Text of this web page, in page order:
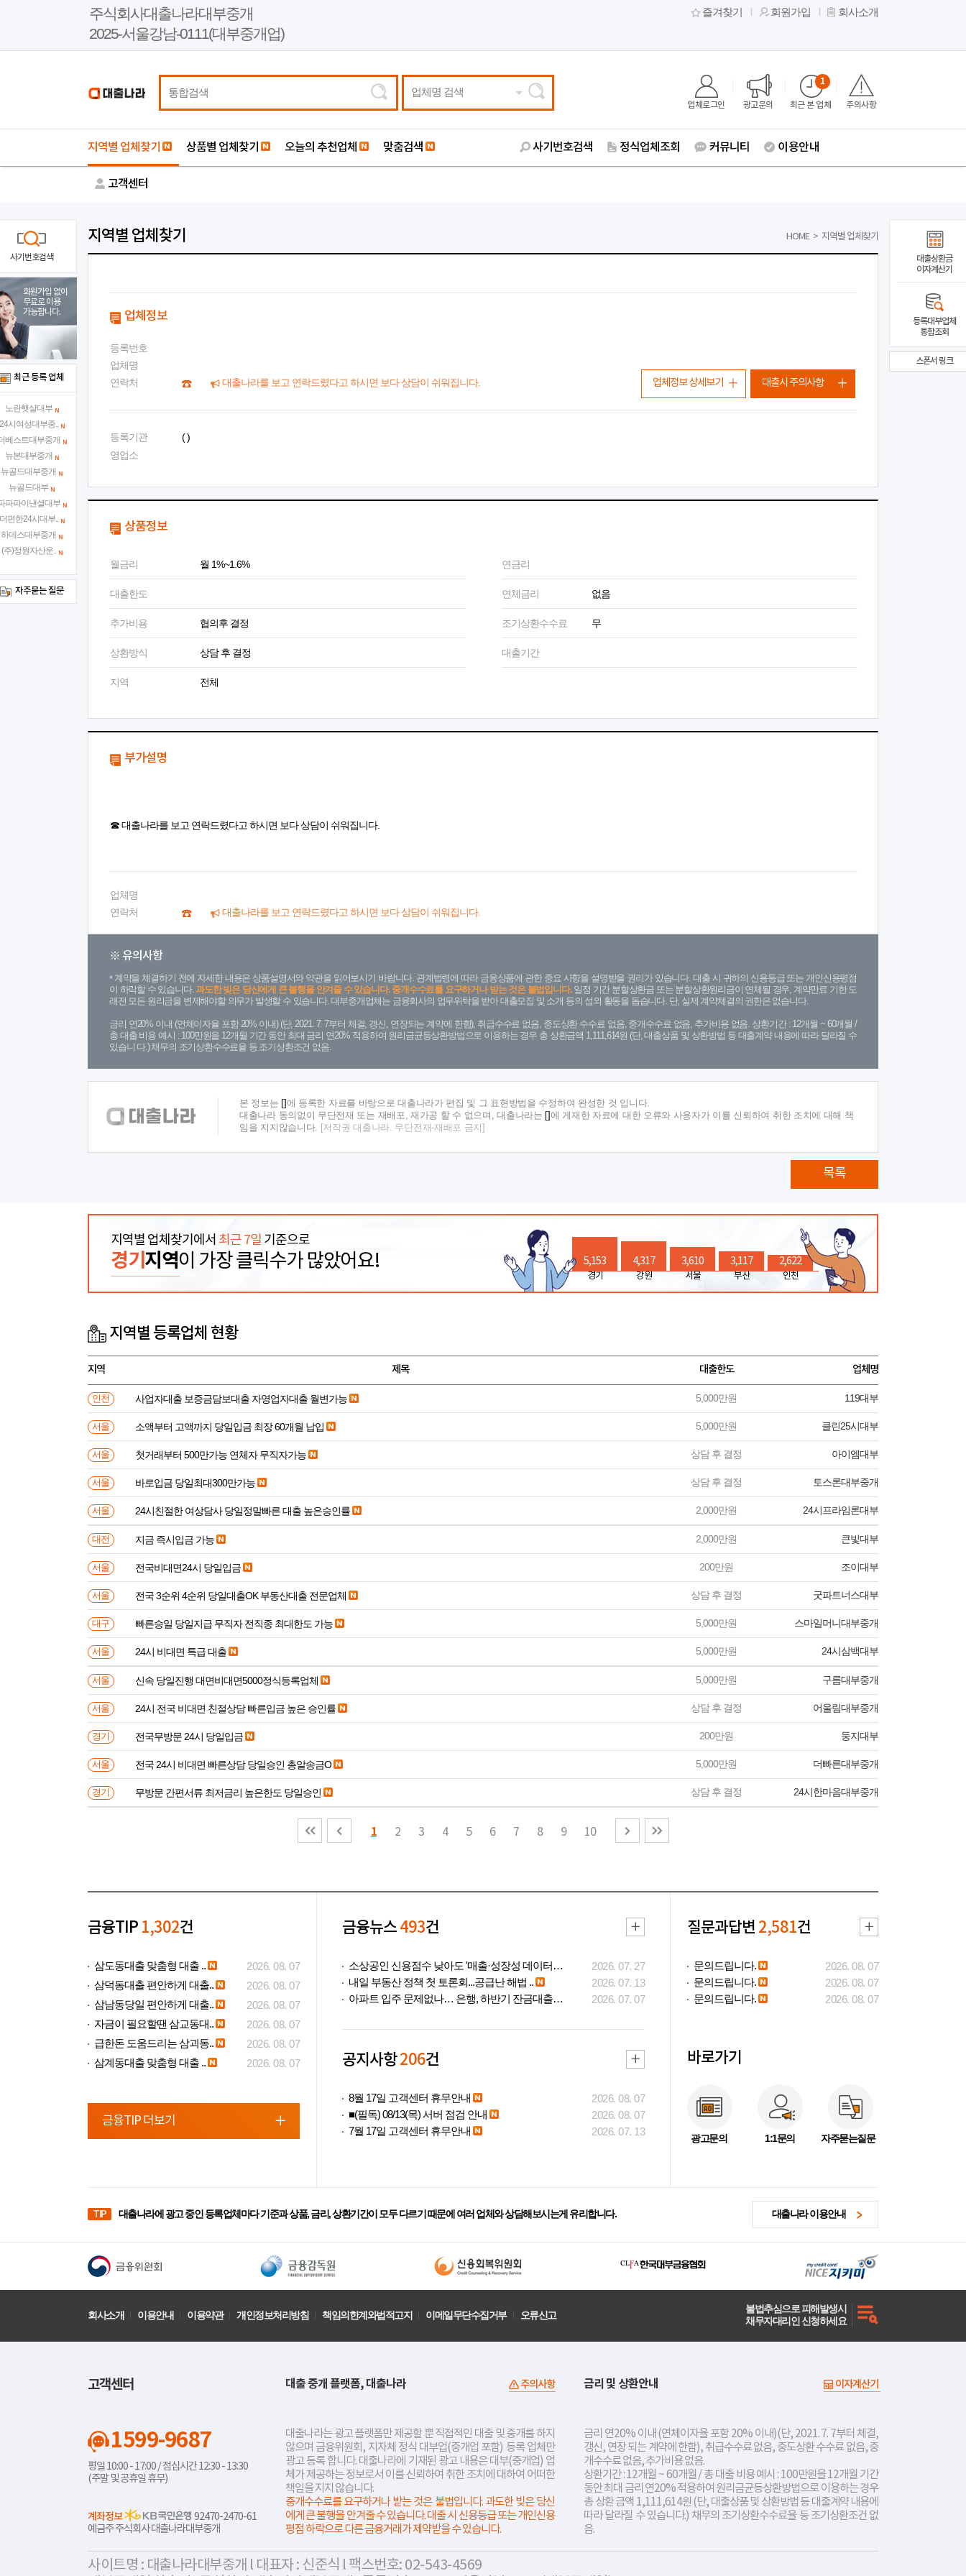
주식회사대출나라대부중개
2025-서울강남-0111(대부중개업)
즐겨찾기 회원가입 회사소개
업체명 검색
업체로그인 광고문의 최근 본 업체
1
주의사항
지역별 업체찾기 상품별 업체찾기 오늘의 추천업체 맞춤검색 사기번호검색 정식업체조회 커뮤니티 이용안내
고객센터
지역별 업체찾기 HOME > 지역별 업체찾기
업체정보
등록번호
업체명
연락처
대출나라를 보고 연락드렸다고 하시면 보다 상담이 쉬워집니다.
등록기관
( )
영업소
업체정보 상세보기 대출시 주의사항
상품정보
월금리 월 1%~1.6% 연금리
대출한도 연체금리 없음
추가비용 협의후 결정 조기상환수수료 무
상환방식 상담 후 결정 대출기간
지역 전체
부가설명
☎ 대출나라를 보고 연락드렸다고 하시면 보다 상담이 쉬워집니다.
업체명
연락처
대출나라를 보고 연락드렸다고 하시면 보다 상담이 쉬워집니다.
※ 유의사항
계약을 체결하기 전에 자세한 내용은 상품설명서와 약관을 읽어보시기 바랍니다. 관계법령에 따라 금융상품에 관한 중요 사항을 설명받을 권리가 있습니다. 대출 시 귀하의 신용등급 또는 개인신용평점
이 하락할 수 있습니다.과도한 빚은 당신에게 큰 불행을 안겨줄 수 있습니다. 중개수수료를 요구하거나 받는 것은 불법입니다.일정 기간 분할상환금 또는 분할상환원리금이 연체될 경우, 계약만료 기한 도
래전 모든 원리금을 변제해야할 의무가 발생할 수 있습니다. 대부중개업체는 금융회사의 업무위탁을 받아 대출모집 및 소개 등의 섭외 활동을 돕습니다. 단, 실제 계약체결의 권한은 없습니다.
금리 연20% 이내 (연체이자율 포함 20% 이내) (단, 2021. 7. 7부터 체결, 갱신, 연장되는 계약에 한함), 취급수수료 없음, 중도상환 수수료 없음, 중개수수료 없음, 추가비용 없음. 상환기간 : 12개월 ~ 60개월 /
총 대출 비용 예시 : 100만원을 12개월 기간 동안 최대 금리 연20% 적용하여 원리금균등상환방법으로 이용하는 경우 총 상환금액 1,111,614원 (단, 대출상품 및 상환방법 등 대출계약 내용에 따라 달라질 수
있습니 다.) 채무의 조기상환수수료율 등 조기상환조건 없음.
본 정보는
에 등록한 자료를 바탕으로 대출나라가 편집 및 그 표현방법을 수정하여 완성한 것 입니다.
대출나라 동의없이 무단전재 또는 재배포, 재가공 할 수 없으며, 대출나라는
에 게재한 자료에 대한 오류와 사용자가 이를 신뢰하여 취한 조치에 대해 책
임을 지지않습니다.
[저작권 대출나라. 무단전재-재배포 금지]
목록
지역별 업체찾기에서 최근 7일 기준으로
경기 지역이 가장 클릭수가 많았어요! 5,153
경기
4,317
강원
3,610
서울
3,117
부산
2,622
인천
지역별 등록업체 현황
지역 제목 대출한도 업체명
인천 사업자대출 보증금담보대출 자영업자대출 월변가능 5,000만원 119대부
서울 소액부터 고액까지 당일입금 최장 60개월 납입 5,000만원 클린25시대부
서울 첫거래부터 500만가능 연체자 무직자가능 상담 후 결정 아이엠대부
서울 바로입금 당일최대300만가능 상담 후 결정 토스론대부중개
서울 24시친절한 여상담사 당일정말빠른 대출 높은승인률 2,000만원 24시프라임론대부
대전 지금 즉시입금 가능 2,000만원 큰빛대부
서울 전국비대면24시 당일입금 200만원 조이대부
서울 전국 3순위 4순위 당일대출OK 부동산대출 전문업체 상담 후 결정 굿파트너스대부
대구 빠른승일 당일지급 무직자 전직종 최대한도 가능 5,000만원 스마일머니대부중개
서울 24시 비대면 특급 대출 5,000만원 24시삼백대부
서울 신속 당일진행 대면비대면5000정식등록업체 5,000만원 구름대부중개
서울 24시 전국 비대면 친절상담 빠른입금 높은 승인률 상담 후 결정 어울림대부중개
경기 전국무방문 24시 당일입금 200만원 둥지대부
서울 전국 24시 비대면 빠른상담 당일승인 총알송금O 5,000만원 더빠른대부중개
경기 무방문 간편서류 최저금리 높은한도 당일승인 상담 후 결정 24시한마음대부중개
1 2 3 4 5 6 7 8 9 10
사기번호검색
회원가입 없이
무료로 이용
가능합니다.
최근 등록 업체
노란햇살대부
시여성대부중..
베스트대부중개
뉴본대부중개
뉴골드대부중개
뉴골드대부
파파이낸셜대부
편한24시대부..
하데스대부중개
(주)정원자산운..
자주묻는 질문
대출상환금
이자계산기
등록대부업체
통합조회
스폰서 링크
금융TIP 1,302건
삼도동대출 맞춤형 대출 ..
2026. 08. 07
삼덕동대출 편안하게 대출..
2026. 08. 07
삼남동당일 편안하게 대출..
2026. 08. 07
자금이 필요할땐 삼교동대..
2026. 08. 07
급한돈 도움드리는 삼괴동..
2026. 08. 07
삼계동대출 맞춤형 대출 ..
2026. 08. 07
금융TIP 더보기
금융뉴스493건
소상공인 신용점수 낮아도 '매출·성장성 데이터..
2026. 07. 27
내일 부동산 정책 첫 토론회...공급난 해법 ..
2026. 07. 13
아파트 입주 문제없나… 은행, 하반기 잔금대출..
2026. 07. 07
공지사항206건
8월 17일 고객센터 휴무안내
2026. 08. 07
■(필독) 08/13(목) 서버 점검 안내
2026. 08. 07
7월 17일 고객센터 휴무안내
2026. 07. 13
질문과답변 2,581건
문의드립니다.
2026. 08. 07
문의드립니다.
2026. 08. 07
문의드립니다.
2026. 08. 07
바로가기
광고문의 1:1문의 자주묻는질문
TIP 대출나라에 광고 중인 등록업체마다 기준과 상품, 금리, 상환기간이 모두 다르기 때문에 여러 업체와 상담해보시는게 유리합니다. 대출나라 이용안내
회사소개 이용안내 이용약관 개인정보처리방침 책임의한계와법적고지 이메일무단수집거부 오류신고
불법추심으로 피해발생시
채무자대리인 신청하세요
고객센터
1599-9687
평일 10:00 - 17:00 / 점심시간 12:30 - 13:30
(주말 및 공휴일 휴무)
계좌정보
92470-2470-61
예금주 주식회사 대출나라대부중개
대출 중개 플랫폼, 대출나라 주의사항
대출나라는 광고 플랫폼만 제공할 뿐 직접적인 대출 및 중개를 하지
않으며 금융위원회, 지자체 정식 대부업(중개업 포함) 등록 업체만
광고 등록 합니다. 대출나라에 기재된 광고 내용은 대부(중개업) 업
체가 제공하는 정보로서 이를 신뢰하여 취한 조치에 대하여 어떠한
책임을 지지 않습니다.
중개수수료를 요구하거나 받는 것은 불법입니다. 과도한 빚은 당신
에게 큰 불행을 안겨줄 수 있습니다. 대출 시 신용등급 또는 개인신용
평점 하락으로 다른 금융거래가 제약받을 수 있습니다.
금리 및 상환안내 이자계산기
금리 연20% 이내 (연체이자율 포함 20% 이내)(단, 2021. 7. 7부터 체결,
갱신, 연장 되는 계약에 한함), 취급수수료 없음, 중도상환 수수료 없음, 중
개수수료 없음, 추가비용 없음.
상환기간 : 12개월 ~ 60개월 / 총 대출 비용 예시 : 100만원을 12개월 기간
동안 최대 금리 연20% 적용하여 원리금균등상환방법으로 이용하는 경우
총 상환 금액 1,111,614원 (단, 대출상품 및 상환방법 등 대출계약 내용에
따라 달라질 수 있습니다.) 채무의 조기상환수수료율 등 조기상환조건 없
음.
사이트명 : 대출나라대부중개 l 대표자 : 신준식 l 팩스번호: 02-543-4569